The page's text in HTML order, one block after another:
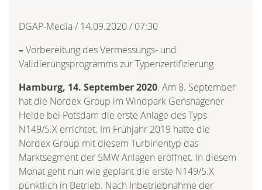
DGAP-Media / 14.09.2020 / 07:30
–Vorbereitung des Vermessungs- und
Validierungsprogramms zur Typenzertifizierung
Hamburg, 14. September 2020. Am 8. September
hat die Nordex Group im Windpark Genshagener
Heide bei Potsdam die erste Anlage des Typs
N149/5.X errichtet. Im Frühjahr 2019 hatte die
Nordex Group mit diesem Turbinentyp das
Marktsegment der 5MW Anlagen eröffnet. In diesem
Monat geht nun wie geplant die erste N149/5.X
pünktlich in Betrieb. Nach Inbetriebnahme der